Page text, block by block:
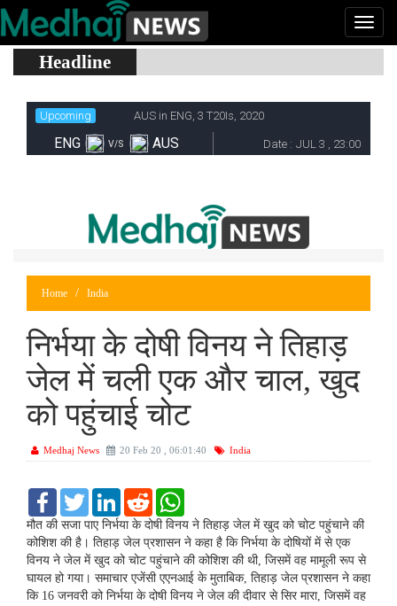
Headline
Home India
निर्भया के दोषी विनय ने तिहाड़
जेल में चली एक और चाल, खुद
को पहुंचाई चोट
Medhaj News 20 Feb 20 , 06:01:40 India
F
c
e
b
o
o
k
T
i
t
e
L
n
k
e
d
I
n
R
d
d
t
a
t
A
p
p
मौत की सजा पाए निर्भया के दोषी विनय ने तिहाड़ जेल में खुद को चोट पहुंचाने की
कोशिश की है। तिहाड़ जेल प्रशासन ने कहा है कि निर्भया के दोषियों में से एक
विनय ने जेल में खुद को चोट पहुंचाने की कोशिश की थी, जिसमें वह मामूली रूप से
घायल हो गया। समाचार एजेंसी एएनआई के मुताबिक, तिहाड़ जेल प्रशासन ने कहा
कि 16 जनवरी को निर्भया के दोषी विनय ने जेल की दीवार से सिर मारा, जिसमें वह